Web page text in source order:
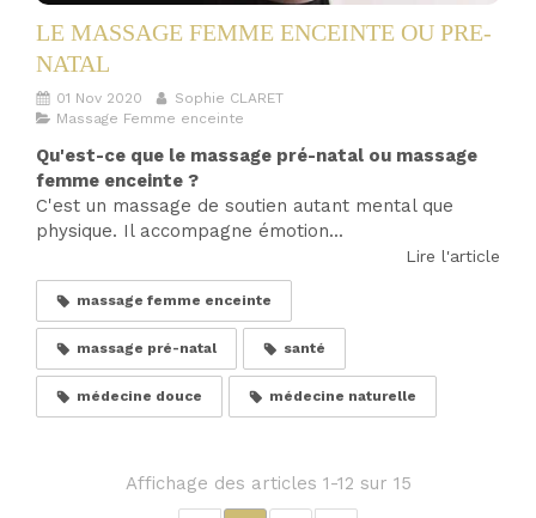
LE MASSAGE FEMME ENCEINTE OU PRE-
NATAL
01 Nov 2020
Sophie CLARET
Massage Femme enceinte
Qu'est-ce que le massage pré-natal ou massage
femme enceinte ?
C'est un massage de soutien autant mental que
physique. Il accompagne émotion...
Lire l'article
massage femme enceinte
massage pré-natal santé
médecine douce médecine naturelle
Affichage des articles 1-12 sur 15